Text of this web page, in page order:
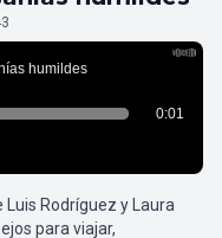
Rodríguez y Laura
para viajar,